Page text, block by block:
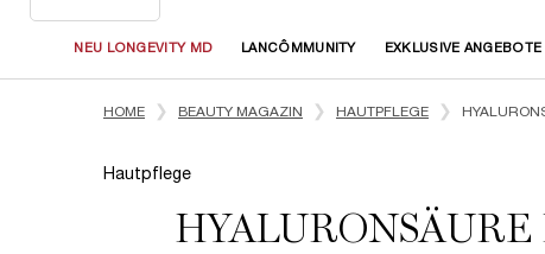
NEU LONGEVITY MD LANCÔMMUNITY EXKLUSIVE ANGEBOTE
HOME
BEAUTY MAGAZIN HAUTPFLEGE
Hautpflege